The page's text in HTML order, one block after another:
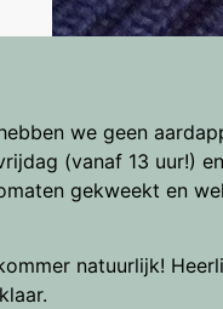
we geen
(vanaf 13 uur!)
gekweekt en
natuurlijk!